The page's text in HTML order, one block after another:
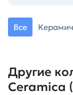
Все
Другие
Ceramica